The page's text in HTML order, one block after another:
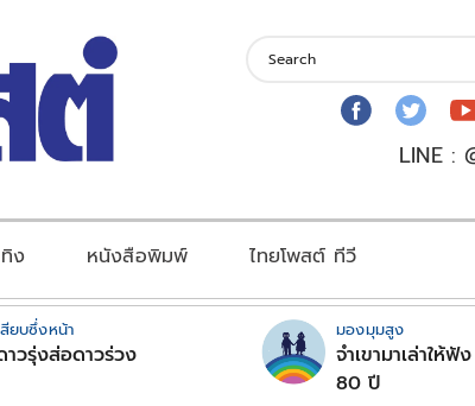
LINE :
ง หนังสือพิมพ์ ไทยโพสต์ ทีวี
สียบซึ่งหน้า
าวรุ่งส่อดาวร่วง
มองมุมสูง
จำเขามาเล่าให้ฟั
80 ปี